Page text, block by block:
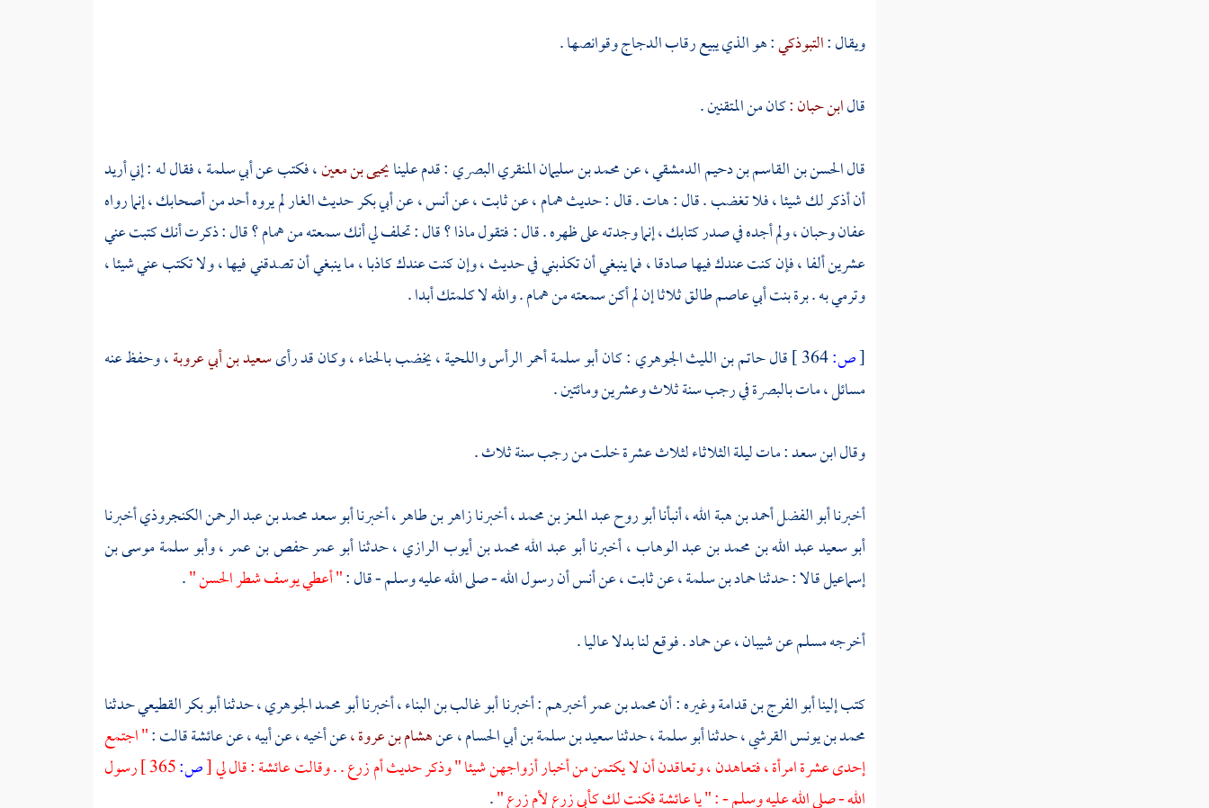
ويقال :التبوذكي: هو الذي يبيع رقاب الدجاج وقوانصها .
قالابن حبان :كان من المتقنين .
قالالحسن بن القاسم بن دحيم الدمشقي، عنمحمد بن سليمان المنقري البصري: قدم علينايحيى بن معين، فكتب عنأبي سلمة، فقال له : إني أريد
أن أذكر لك شيئا ، فلا تغضب . قال : هات . قال : حديثهمام، عنثابت، عنأنس ،عنأبي بكرحديث الغار لم يروه أحد من أصحابك ، إنما رواه
عفانوحبان، ولم أجده في صدر كتابك ، إنما وجدته على ظهره . قال : فتقول ماذا ؟ قال : تحلف لي أنك سمعته منهمام؟ قال : ذكرت أنك كتبت عني
عشرين ألفا ، فإن كنت عندك فيها صادقا ، فما ينبغي أن تكذبني في حديث ، وإن كنت عندك كاذبا ، ما ينبغي أن تصدقني فيها ، ولا تكتب عني شيئا ،
وترمي به .برة بنت أبي عاصمطالق ثلاثا إن لم أكن سمعته منهمام. والله لا كلمتك أبدا .
[ص:364 ] قالحاتم بن الليث الجوهري: كانأبو سلمةأحمر الرأس واللحية ، يخضب بالحناء ، وكان قد رأىسعيد بن أبي عروبة، وحفظ عنه
مسائل ، ماتبالبصرةفي رجب سنة ثلاث وعشرين ومائتين .
وقالابن سعد: مات ليلة الثلاثاء لثلاث عشرة خلت من رجب سنة ثلاث .
أخبرناأبو الفضل أحمد بن هبة الله، أنبأناأبو روح عبد المعز بن محمد، أخبرنازاهر بن طاهر، أخبرناأبو سعد محمد بن عبد الرحمن الكنجروذيأخبرنا
أبو سعيد عبد الله بن محمد بن عبد الوهاب، أخبرناأبو عبد الله محمد بن أيوب الرازي، حدثناأبو عمر حفص بن عمر،وأبو سلمة موسى بن
إسماعيلقالا : حدثناحماد بن سلمة، عنثابت، عنأنسأن رسول الله - صلى الله عليه وسلم - قال :" أعطي يوسف شطر الحسن ".
أخرجهمسلمعنشيبان، عنحماد. فوقع لنا بدلا عاليا .
كتب إليناأبو الفرج بن قدامةوغيره : أنمحمد بن عمرأخبرهم : أخبرناأبو غالب بن البناء، أخبرناأبو محمد الجوهري، حدثناأبو بكر القطيعيحدثنا
محمد بن يونس القرشي، حدثناأبو سلمة، حدثناسعيد بن سلمة بن أبي الحسام، عنهشام بن عروة ،عن أخيه ، عن أبيه ، عنعائشةقالت :" اجتمع
إحدى عشرة امرأة ، فتعاهدن ، وتعاقدن أن لا يكتمن من أخبار أزواجهن شيئا " وذكر حديثأم زرع. . وقالتعائشة: قال لي[ص:
رسول
الله - صلى الله عليه وسلم - : " ياعائشةفكنت لككأبي زرعلأم زرع"
.